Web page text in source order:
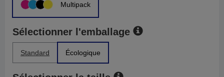
Multipack
Sélectionner l'emballage
Standard Écologique